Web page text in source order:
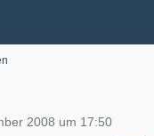
2008 um 17:50